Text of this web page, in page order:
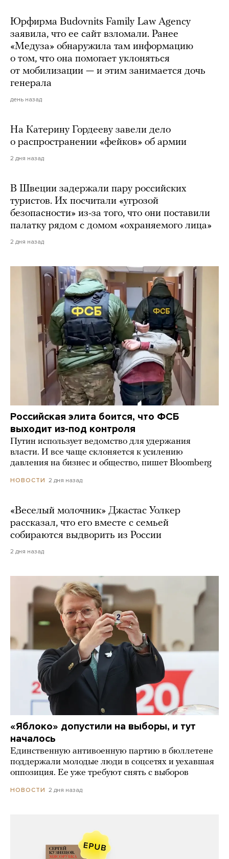
Юрфирма Budovnits Family Law Agency
заявила, что ее сайт взломали. Ранее
«Медуза» обнаружила там информацию
о том, что она помогает уклоняться
от мобилизации — и этим занимается дочь
генерала
день назад
На Катерину Гордееву завели дело
о распространении «фейков» об армии
2 дня назад
В Швеции задержали пару российских
туристов. Их посчитали «угрозой
безопасности» из-за того, что они поставили
палатку рядом с домом «охраняемого лица»
2 дня назад
Российская элита боится, что ФСБ
выходит из-под контроля
Путин использует ведомство для удержания
власти. И все чаще склоняется к усилению
давления на бизнес и общество, пишет Bloomberg
НОВОСТИ 2 дня назад
«Веселый молочник» Джастас Уолкер
рассказал, что его вместе с семьей
собираются выдворить из России
2 дня назад
«Яблоко» допустили на выборы, и тут
началось
Единственную антивоенную партию в бюллетене
поддержали молодые люди в соцсетях и уехавшая
оппозиция. Ее уже требуют снять с выборов
НОВОСТИ 2 дня назад